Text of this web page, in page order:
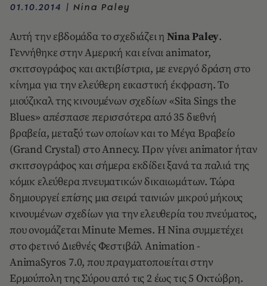
01.10.2014 | Nina Paley
Αυτή την εβδομάδα το σχεδιάζει ηNina Paley.
Γεννήθηκε στην Αμερική και είναι animator,
σκιτσογράφος και ακτιβίστρια, με ενεργό δράση στο
κίνημα για την ελεύθερη εικαστική έκφραση. Το
μιούζικαλ της κινουμένων σχεδίων «Sita Sings the
Blues» απέσπασε περισσότερα από 35 διεθνή
βραβεία, μεταξύ των οποίων και το Μέγα Βραβείο
(Grand Crystal) στο Annecy. Πριν γίνει animator ήταν
σκιτσογράφος και σήμερα εκδίδει ξανά τα παλιά της
κόμικ ελεύθερα πνευματικών δικαιωμάτων. Τώρα
δημιουργεί επίσης μια σειρά ταινιών μικρού μήκους
κινουμένων σχεδίων για την ελευθερία του πνεύματος,
που ονομάζεται Minute Memes. Η Nina συμμετέχει
στο φετινό Διεθνές Φεστιβάλ Animation -
AnimaSyros 7.0, που πραγματοποιείται στην
Ερμούπολη της Σύρου από τις 2 έως τις 5 Οκτώβρη.